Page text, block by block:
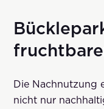
Die Nachnutzung
nicht nur